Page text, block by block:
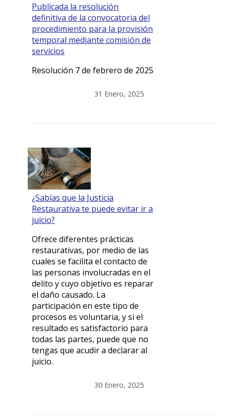
Publicada la resolución
definitiva de la convocatoria del
procedimiento para la provisión
temporal mediante comisión de
servicios
Resolución 7 de febrero de 2025
31 Enero, 2025
¿Sabías que la Justicia
Restaurativa te puede evitar ir a
juicio?
Ofrece diferentes prácticas
restaurativas, por medio de las
cuales se facilita el contacto de
las personas involucradas en el
delito y cuyo objetivo es reparar
el daño causado. La
participación en este tipo de
procesos es voluntaria, y si el
resultado es satisfactorio para
todas las partes, puede que no
tengas que acudir a declarar al
juicio.
30 Enero, 2025